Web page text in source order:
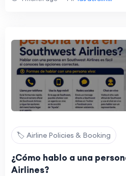
🏷️ Airline Policies & Booking
¿Cómo hablo a una
Airlines?